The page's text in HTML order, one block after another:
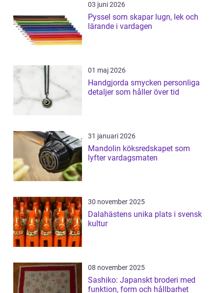
03 juni 2026
Pyssel som skapar lugn, lek och
lärande i vardagen
01 maj 2026
Handgjorda smycken personliga
detaljer som håller över tid
31 januari 2026
Mandolin köksredskapet som
lyfter vardagsmaten
30 november 2025
Dalahästens unika plats i svensk
kultur
08 november 2025
Sashiko: Japanskt broderi med
funktion, form och hållbarhet